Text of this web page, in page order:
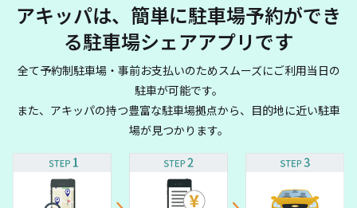
アキッパは、簡単に駐車場予約ができ
る駐車場シェアアプリです
全て予約制駐車場・事前お支払いのためスムーズにご利用当日の
駐車が可能です。
また、アキッパの持つ豊富な駐車場拠点から、目的地に近い駐車
場が見つかります。